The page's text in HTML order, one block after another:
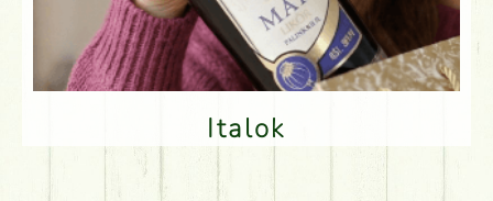
Italok